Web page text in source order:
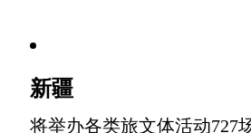
新疆
将举办各类旅文体活动727